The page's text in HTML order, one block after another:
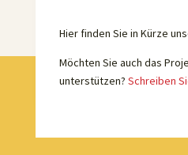
Hier finden Sie in Kürze
Möchten Sie auch das
unterstützen? Schreiben